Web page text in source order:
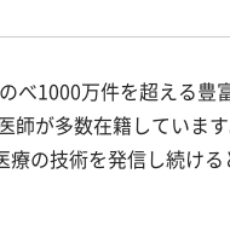
べ1000万件を超える豊
が多数在籍していま
の技術を発信し続け